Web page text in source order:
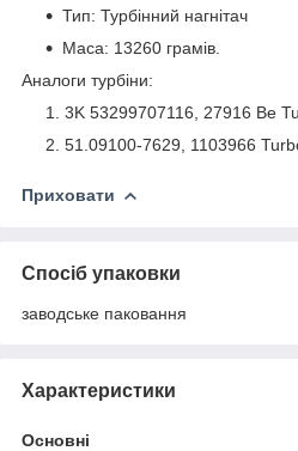
Тип: Турбінний нагнітач
Маса: 13260 грамів.
Аналоги турбіни:
3K 53299707116, 27916 Be
51.09100-7629, 1103966
Приховати
Спосіб упаковки
заводське паковання
Характеристики
Основні